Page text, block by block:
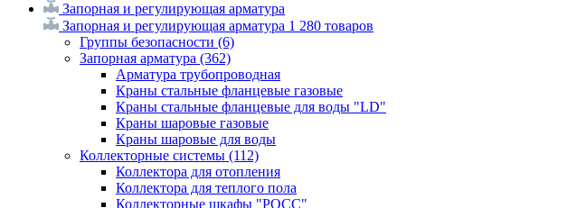
Запорная и регулирующая арматура
Запорная и регулирующая арматура 1 280 товаров
Группы безопасности (6)
Запорная арматура (362)
Арматура трубопроводная
Краны стальные фланцевые газовые
Краны стальные фланцевые для воды "LD"
Краны шаровые газовые
Краны шаровые для воды
Коллекторные системы (112)
Коллектора для отопления
Коллектора для теплого пола
Коллекторные шкафы "РОСС"